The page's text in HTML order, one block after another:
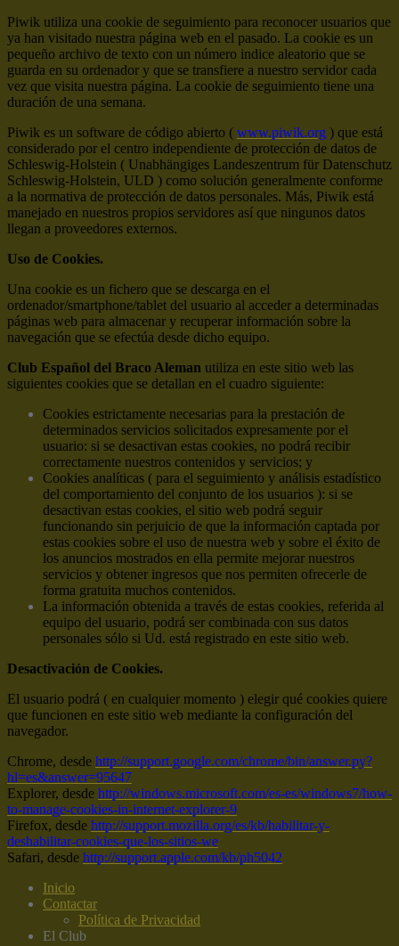
Piwik utiliza una cookie de seguimiento para reconocer usuarios que
ya han visitado nuestra página web en el pasado. La cookie es un
pequeño archivo de texto con un número indice aleatorio que se
guarda en su ordenador y que se transfiere a nuestro servidor cada
vez que visita nuestra página. La cookie de seguimiento tiene una
duración de una semana.
Piwik es un software de código abierto ( www.piwik.org ) que está
considerado por el centro independiente de protección de datos de
Schleswig-Holstein ( Unabhängiges Landeszentrum für Datenschutz
Schleswig-Holstein, ULD ) como solución generalmente conforme
a la normativa de protección de datos personales. Más, Piwik está
manejado en nuestros propios servidores así que ningunos datos
llegan a proveedores externos.
Uso de Cookies.
Una cookie es un fichero que se descarga en el
ordenador/smartphone/tablet del usuario al acceder a determinadas
páginas web para almacenar y recuperar información sobre la
navegación que se efectúa desde dicho equipo.
Club Español del Braco Aleman utiliza en este sitio web las
siguientes cookies que se detallan en el cuadro siguiente:
Cookies estrictamente necesarias para la prestación de
determinados servicios solicitados expresamente por el
usuario: si se desactivan estas cookies, no podrá recibir
correctamente nuestros contenidos y servicios; y
Cookies analíticas ( para el seguimiento y análisis estadístico
del comportamiento del conjunto de los usuarios ): si se
desactivan estas cookies, el sitio web podrá seguir
funcionando sin perjuicio de que la información captada por
estas cookies sobre el uso de nuestra web y sobre el éxito de
los anuncios mostrados en ella permite mejorar nuestros
servicios y obtener ingresos que nos permiten ofrecerle de
forma gratuita muchos contenidos.
La información obtenida a través de estas cookies, referida al
equipo del usuario, podrá ser combinada con sus datos
personales sólo si Ud. está registrado en este sitio web.
Desactivación de Cookies.
El usuario podrá ( en cualquier momento ) elegir qué cookies quiere
que funcionen en este sitio web mediante la configuración del
navegador.
Chrome, desde http://support.google.com/chrome/bin/answer.py?
hl=es&answer=95647
Explorer, desde http://windows.microsoft.com/es-es/windows7/how-
to-manage-cookies-in-internet-explorer-9
Firefox, desde http://support.mozilla.org/es/kb/habilitar-y-
deshabilitar-cookies-que-los-sitios-we
Safari, desde http://support.apple.com/kb/ph5042
Inicio
Contactar
Política de Privacidad
El Club